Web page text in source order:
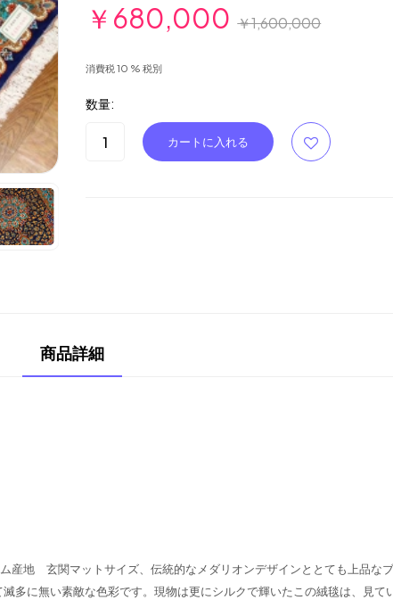
￥680,000 ￥1,600,000
消費税 10 % 税別
数量:
商品詳細
地 玄関マットサイズ、伝統的なメダリオンデザインととても上品なブ
多に無い素敵な色彩です。現物は更にシルクで輝いたこの絨毯は、見て